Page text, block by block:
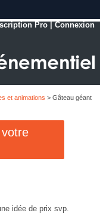
Pro |Connexion
et animations > Gâteau géant
idée de prix svp.